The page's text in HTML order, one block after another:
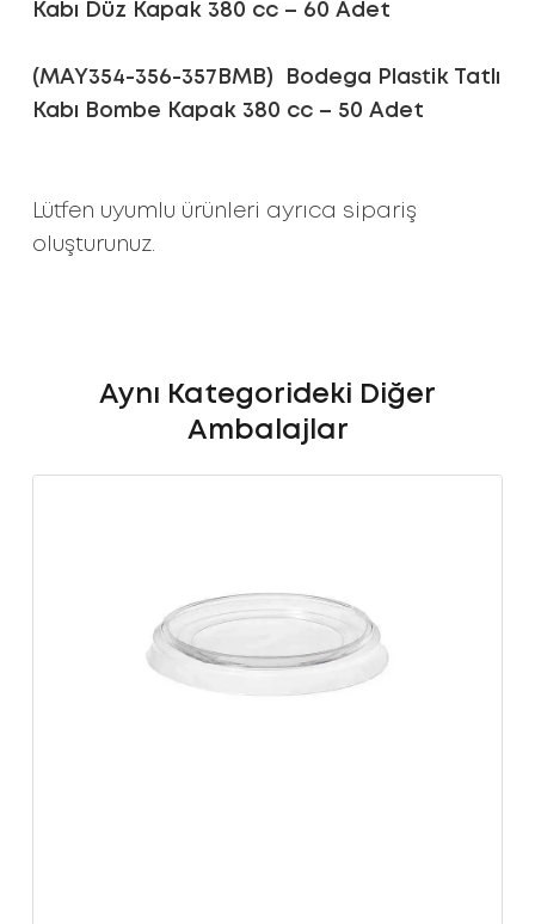
Kabı Düz Kapak 380 cc – 60 Adet
(MAY354-356-357BMB) Bodega Plastik Tatlı
Kabı Bombe Kapak 380 cc – 50 Adet
Lütfen uyumlu ürünleri ayrıca sipariş
oluşturunuz.
Aynı Kategorideki Diğer
Ambalajlar